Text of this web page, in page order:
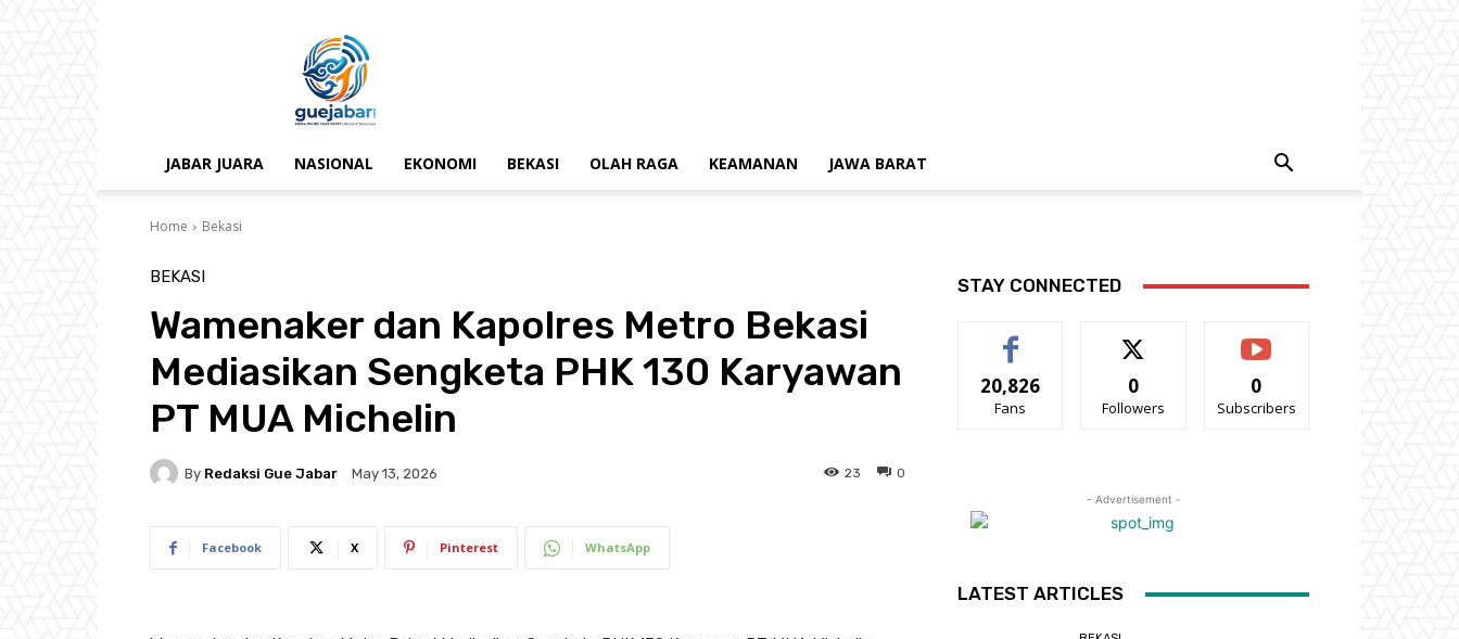
gue
jabar
JABAR JUARA NASIONAL EKONOMI BEKASI OLAH RAGA KEAMANAN JAWA BARAT
Home Bekasi
BEKASI
Wamenaker dan Kapolres Metro Bekasi
Mediasikan Sengketa PHK 130 Karyawan
PT MUA Michelin
By Redaksi Gue Jabar May 13, 2026 0
23
Facebook X Pinterest WhatsApp
STAY CONNECTED
20,826
Fans
0
Followers
0
Subscribers
- Advertisement -
LATEST ARTICLES